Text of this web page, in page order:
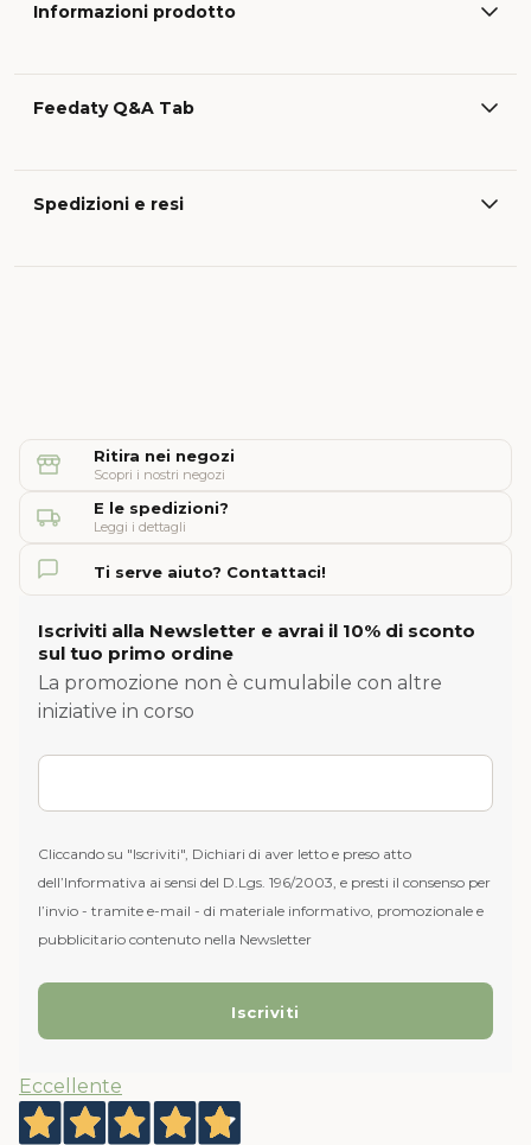
Informazioni prodotto
Feedaty Q&A Tab
Spedizioni e resi
Ritira nei negozi
Scopri i nostri negozi
E le spedizioni?
Leggi i dettagli
Ti serve aiuto? Contattaci!
Iscriviti alla Newsletter e avrai il 10% di sconto
sul tuo primo ordine
La promozione non è cumulabile con altre
iniziative in corso
Cliccando su "Iscriviti", Dichiari di aver letto e preso atto
dell’Informativa ai sensi del D.Lgs. 196/2003, e presti il consenso per
l’invio - tramite e-mail - di materiale informativo, promozionale e
pubblicitario contenuto nella Newsletter
Eccellente